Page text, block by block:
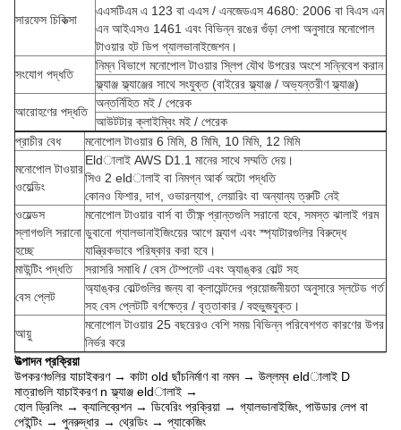
সারফেস চিকিত্সা
এএসটিএম এ 123 বা এএস / এনজেডএস 4680: 2006 বা বিএস এন
এন আইএসও 1461 এবং বিভিন্ন রঙের গুঁড়া লেপা অনুসারে মনোপোল
টাওয়ার হট ডিপ গ্যালভানাইজেশন।
সংযোগ পদ্ধতি
নিম্ন বিভাগে মনোপোল টাওয়ার স্লিপ যৌথ উপরের অংশে সন্নিবেশ করান
ফ্ল্যাঞ্জ ফ্ল্যাঞ্জের সাথে সংযুক্ত (বাইরের ফ্ল্যাঞ্জ / অভ্যন্তরীণ ফ্ল্যাঞ্জ)
আরোহণের পদ্ধতি
অন্তর্নিহিত মই / পেরেক
আউটটার ক্লাইম্বিং মই / পেরেক
প্রাচীর বেধ
মনোপোল টাওয়ার 6 মিমি, 8 মিমি, 10 মিমি, 12 মিমি
মনোপোল টাওয়ার
ওয়েল্ডিং
Eldালাই AWS D1.1 মানের সাথে সম্মতি দেয়।
সিও 2 eldালাই বা নিমগ্ন আর্ক অটো পদ্ধতি
কোনও ফিশার, দাগ, ওভারল্যাপ, লেয়ারিং বা অন্যান্য ত্রুটি নেই
ওয়েল্ডস
স্লাগগুলি সরানো
হচ্ছে
মনোপোল টাওয়ার বার্স বা তীক্ষ্ণ প্রান্তগুলি সরানো হবে, সমস্ত ঝালাই গরম
ডুবানো গ্যালভানাইজিংয়ের আগে স্ল্যাগ এবং স্প্যাটারগুলির বিরুদ্ধে
যান্ত্রিকভাবে পরিষ্কার করা হবে।
মাউন্টিং পদ্ধতি
সরাসরি সমাধি / বেস টেম্পলেট এবং অ্যাঙ্কর বোল্ট সহ
বেস প্লেট
অ্যাঙ্কর বোল্টগুলির জন্য বা ক্লায়েন্টদের প্রয়োজনীয়তা অনুসারে স্লটেড গর্ত
সহ বেস প্লেটটি বর্গক্ষেত্র / বৃত্তাকার / বহুভুজযুক্ত।
আয়ু
মনোপোল টাওয়ার 25 বছরেরও বেশি সময় বিভিন্ন পরিবেশগত কারণের উপর
নির্ভর করে
উত্পাদন প্রক্রিয়া
উপকরণগুলির যাচাইকরণ → কাটা old ছাঁচনির্মাণ বা নমন → উল্লম্ব eldালাই D
মাত্রাগুলি যাচাইকরণ n ফ্ল্যাঞ্জ eldালাই →
হোল ড্রিলিং → ক্যালিব্রেশন → ডিবেরিং প্রক্রিয়া → গ্যালভানাইজিং, পাউডার লেপ বা
পেইন্টিং → পুনরুদ্ধার → থ্রেডিং → প্যাকেজিং